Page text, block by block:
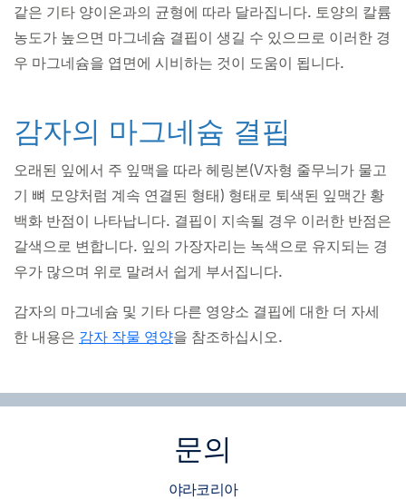
같은 기타 양이온과의 균형에 따라 달라집니다. 토양의 칼륨
농도가 높으면 마그네슘 결핍이 생길 수 있으므로 이러한 경
우 마그네슘을 엽면에 시비하는 것이 도움이 됩니다.
감자의 마그네슘 결핍
오래된 잎에서 주 잎맥을 따라 헤링본(V자형 줄무늬가 물고
기 뼈 모양처럼 계속 연결된 형태) 형태로 퇴색된 잎맥간 황
백화 반점이 나타납니다. 결핍이 지속될 경우 이러한 반점은
갈색으로 변합니다. 잎의 가장자리는 녹색으로 유지되는 경
우가 많으며 위로 말려서 쉽게 부서집니다.
감자의 마그네슘 및 기타 다른 영양소 결핍에 대한 더 자세
한 내용은 감자 작물 영양을 참조하십시오.
문의
야라코리아